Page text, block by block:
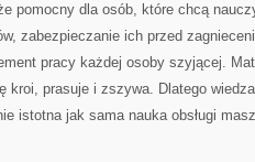
pomocny dla osób, które chcą
zabezpieczanie ich przed
pracy każdej osoby szyjącej.
kroi, prasuje i zszywa. Dlatego
istotna jak sama nauka obsługi